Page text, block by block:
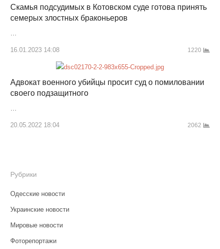
Скамья подсудимых в Котовском суде готова принять
семерых злостных браконьеров
…
16.01.2023 14:08 1220
Адвокат военного убийцы просит суд о помиловании
своего подзащитного
…
20.05.2022 18:04 2062
Рубрики
Одесские новости
Украинские новости
Мировые новости
Фоторепортажи